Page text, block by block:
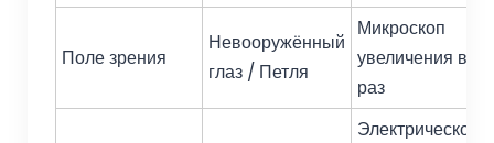
Поле зрения
Невооружённый
глаз / Петля
Микроскоп
увеличения в 40
раз
Электрическое